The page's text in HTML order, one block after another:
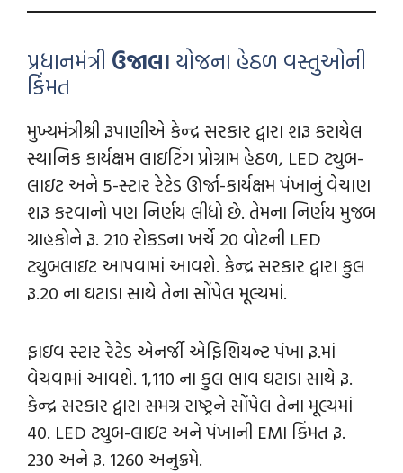
પ્રધાનમંત્રી ઉજાલા યોજના હેઠળ વસ્તુઓની
કિંંમત
મુખ્યમંત્રીશ્રી રૂપાણીએ કેન્દ્ર સરકાર દ્વારા શરૂ કરાયેલ
સ્થાનિક કાર્યક્ષમ લાઇટિંગ પ્રોગ્રામ હેઠળ, LED ટ્યુબ-
લાઇટ અને 5-સ્ટાર રેટેડ ઊર્જા-કાર્યક્ષમ પંખાનું વેચાણ
શરૂ કરવાનો પણ નિર્ણય લીધો છે. તેમના નિર્ણય મુજબ
ગ્રાહકોને રૂ. 210 રોકડના ખર્ચે 20 વોટની LED
ટ્યુબલાઇટ આપવામાં આવશે. કેન્દ્ર સરકાર દ્વારા કુલ
રૂ.20 ના ઘટાડા સાથે તેના સોંપેલ મૂલ્યમાં.
ફાઇવ સ્ટાર રેટેડ એનર્જી એફિશિયન્ટ પંખા રૂ.માં
વેચવામાં આવશે. 1,110 ના કુલ ભાવ ઘટાડા સાથે રૂ.
કેન્દ્ર સરકાર દ્વારા સમગ્ર રાષ્ટ્રને સોંપેલ તેના મૂલ્યમાં
40. LED ટ્યુબ-લાઇટ અને પંખાની EMI કિંમત રૂ.
230 અને રૂ. 1260 અનુક્રમે.